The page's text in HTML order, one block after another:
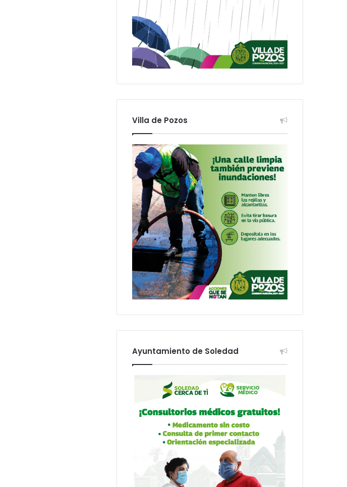
Villa de Pozos
Ayuntamiento de Soledad